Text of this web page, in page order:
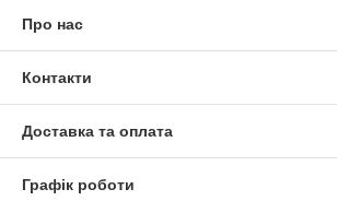
Про нас
Контакти
Доставка та оплата
Графік роботи